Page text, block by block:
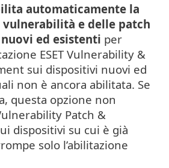
automaticamente la
e delle patch
ed esistenti per
ESET Vulnerability &
sui dispositivi nuovi ed
non è ancora abilitata. Se
questa opzione non
Patch &
dispositivi su cui è già
solo l’abilitazione